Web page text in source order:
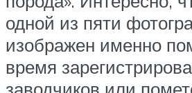
одной из пяти
изображен именно
время